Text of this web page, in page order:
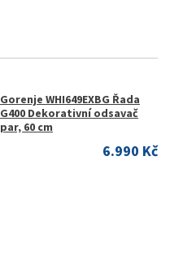
Gorenje WHI649EXBG Řada
G400 Dekorativní odsavač
par, 60 cm
6.990 Kč